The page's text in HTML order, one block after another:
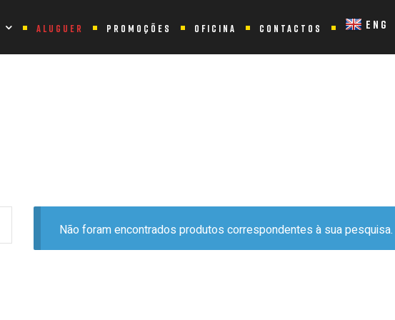
ALUGUER PROMOÇÕES OFICINA CONTACTOS ENG
Não foram encontrados produtos correspondentes à sua pesquisa.